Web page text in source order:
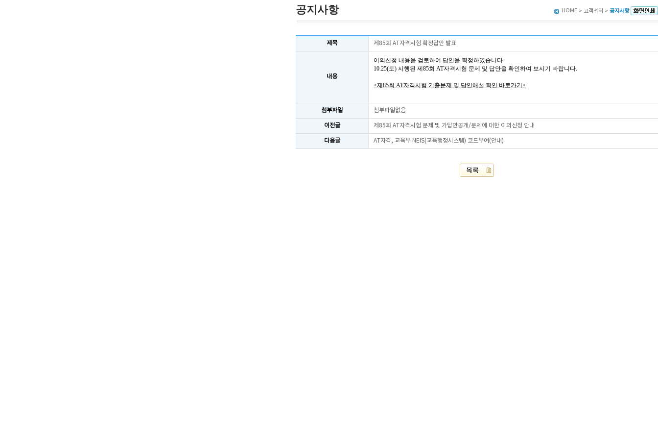
공지사항 HOME > 고객센터 > 공지사항
제목 제85회 AT자격시험 확정답안 발표
내용
이의신청 내용을 검토하여 답안을 확정하였습니다.
10.25(토) 시행된 제85회 AT자격시험 문제 및 답안을 확인하여 보시기 바랍니다.
<제85회 AT자격시험 기출문제 및 답안해설 확인 바로가기>
첨부파일 첨부파일없음
이전글 제85회 AT자격시험 문제 및 가답안공개/문제에 대한 이의신청 안내
다음글 AT자격, 교육부 NEIS(교육행정시스템) 코드부여(안내)